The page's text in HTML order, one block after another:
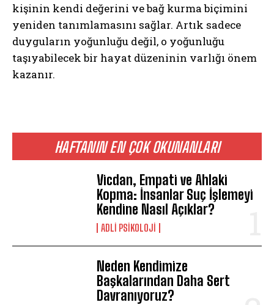
ABONE OL
HAFTANIN EN ÇOK OKUNANLARI
Vicdan, Empati ve Ahlaki
Kopma: İnsanlar Suç İşlemeyi
Kendine Nasıl Açıklar?
ADLI PSIKOLOJI
Neden Kendimize
Başkalarından Daha Sert
Davranıyoruz?
kişinin kendi değerini ve bağ kurma biçimini
yeniden tanımlamasını sağlar. Artık sadece
duyguların yoğunluğu değil, o yoğunluğu
taşıyabilecek bir hayat düzeninin varlığı önem
kazanır.